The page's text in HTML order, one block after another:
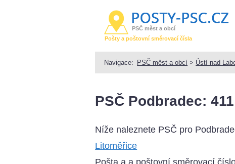
PSČ měst a obcí
Pošty a poštovní směrovací čísla
Navigace: PSČ měst a obcí > Ústí nad
PSČ Podbradec:
Níže naleznete PSČ pro
Litoměřice